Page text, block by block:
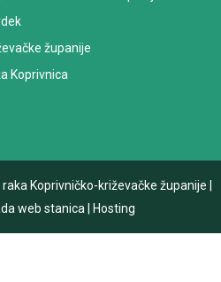
županije
Koprivnica
raka Koprivničko-križevačke županije
web stanica Hosting